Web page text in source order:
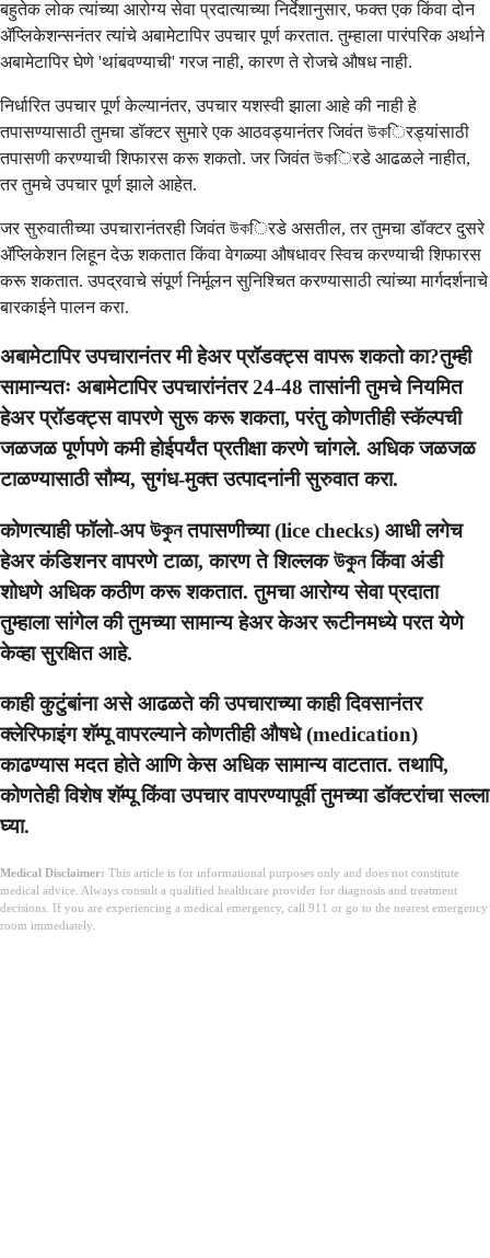
बहुतेक लोक त्यांच्या आरोग्य सेवा प्रदात्याच्या निर्देशानुसार, फक्त एक किंवा दोन
ॲप्लिकेशन्सनंतर त्यांचे अबामेटापिर उपचार पूर्ण करतात. तुम्हाला पारंपरिक अर्थाने
अबामेटापिर घेणे 'थांबवण्याची' गरज नाही, कारण ते रोजचे औषध नाही.
निर्धारित उपचार पूर्ण केल्यानंतर, उपचार यशस्वी झाला आहे की नाही हे
तपासण्यासाठी तुमचा डॉक्टर सुमारे एक आठवड्यानंतर जिवंत উকिरड्यांसाठी
तपासणी करण्याची शिफारस करू शकतो. जर जिवंत উকिरडे आढळले नाहीत,
तर तुमचे उपचार पूर्ण झाले आहेत.
जर सुरुवातीच्या उपचारानंतरही जिवंत উকिरडे असतील, तर तुमचा डॉक्टर दुसरे
ॲप्लिकेशन लिहून देऊ शकतात किंवा वेगळ्या औषधावर स्विच करण्याची शिफारस
करू शकतात. उपद्रवाचे संपूर्ण निर्मूलन सुनिश्चित करण्यासाठी त्यांच्या मार्गदर्शनाचे
बारकाईने पालन करा.
अबामेटापिर उपचारानंतर मी हेअर प्रॉडक्ट्स वापरू शकतो का?तुम्ही
सामान्यतः अबामेटापिर उपचारांनंतर 24-48 तासांनी तुमचे नियमित
हेअर प्रॉडक्ट्स वापरणे सुरू करू शकता, परंतु कोणतीही स्कॅल्पची
जळजळ पूर्णपणे कमी होईपर्यंत प्रतीक्षा करणे चांगले. अधिक जळजळ
टाळण्यासाठी सौम्य, सुगंध-मुक्त उत्पादनांनी सुरुवात करा.
कोणत्याही फॉलो-अप উকুন तपासणीच्या (lice checks) आधी लगेच
हेअर कंडिशनर वापरणे टाळा, कारण ते शिल्लक উকুন किंवा अंडी
शोधणे अधिक कठीण करू शकतात. तुमचा आरोग्य सेवा प्रदाता
तुम्हाला सांगेल की तुमच्या सामान्य हेअर केअर रूटीनमध्ये परत येणे
केव्हा सुरक्षित आहे.
काही कुटुंबांना असे आढळते की उपचाराच्या काही दिवसानंतर
क्लेरिफाइंग शॅम्पू वापरल्याने कोणतीही औषधे (medication)
काढण्यास मदत होते आणि केस अधिक सामान्य वाटतात. तथापि,
कोणतेही विशेष शॅम्पू किंवा उपचार वापरण्यापूर्वी तुमच्या डॉक्टरांचा सल्ला
घ्या.
Medical Disclaimer: This article is for informational purposes only and does not constitute
medical advice. Always consult a qualified healthcare provider for diagnosis and treatment
decisions. If you are experiencing a medical emergency, call 911 or go to the nearest emergency
room immediately.